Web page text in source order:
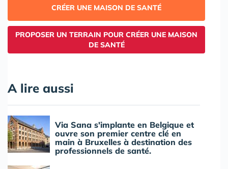
CRÉER UNE MAISON DE SANTÉ
PROPOSER UN TERRAIN POUR CRÉER UNE MAISON
DE SANTÉ
A lire aussi
Via Sana s'implante en Belgique et
ouvre son premier centre clé en
main à Bruxelles à destination des
professionnels de santé.